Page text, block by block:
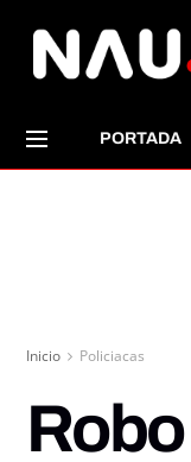
PORTADA
Inicio Policiacas